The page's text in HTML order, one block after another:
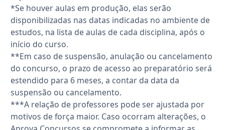
*Se houver aulas em produção, elas serão
disponibilizadas nas datas indicadas no ambiente de
estudos, na lista de aulas de cada disciplina, após o
início do curso.
**Em caso de suspensão, anulação ou cancelamento
do concurso, o prazo de acesso ao preparatório será
estendido para 6 meses, a contar da data da
suspensão ou cancelamento.
***A relação de professores pode ser ajustada por
motivos de força maior. Caso ocorram alterações, o